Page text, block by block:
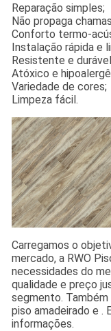
Reparação simples;
Não propaga
Conforto termo-
Instalação rápida e
Resistente e
Atóxico e
Variedade de cores;
Limpeza fácil.
Carregamos o
mercado, a RWO
necessidades do
qualidade e preço
segmento.
piso amadeirado e .
informações.